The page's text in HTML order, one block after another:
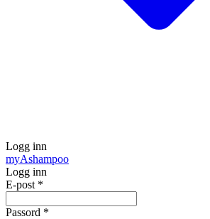
Logg inn
myAshampoo
Logg inn
E-post *
Passord *